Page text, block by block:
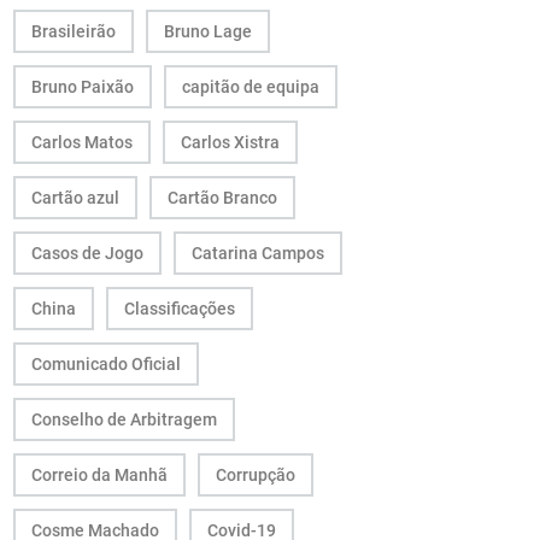
Brasileirão Bruno Lage
Bruno Paixão capitão de equipa
Carlos Matos Carlos Xistra
Cartão azul Cartão Branco
Casos de Jogo Catarina Campos
China Classificações
Comunicado Oficial
Conselho de Arbitragem
Correio da Manhã Corrupção
Cosme Machado Covid-19